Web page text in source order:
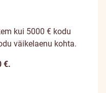
kui 5000 € kodu
väikelaenu kohta.
€.